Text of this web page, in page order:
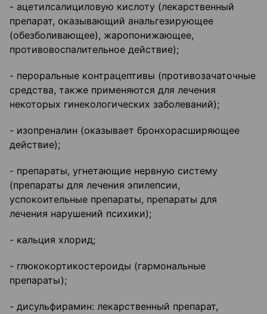
- ацетилсалициловую кислоту (лекарственный
препарат, оказывающий анальгезирующее
(обезболивающее), жаропонижающее,
противовоспалительное действие);
- пероральные контрацептивы (противозачаточные
средства, также применяются для лечения
некоторых гинекологических заболеваний);
- изопреналин (оказывает бронхорасширяющее
действие);
- препараты, угнетающие нервную систему
(препараты для лечения эпилепсии,
успокоительные препараты, препараты для
лечения нарушений психики);
- кальция хлорид;
- глюкокортикостероиды (гармональные
препараты);
- дисульфирамин: лекарственный препарат,